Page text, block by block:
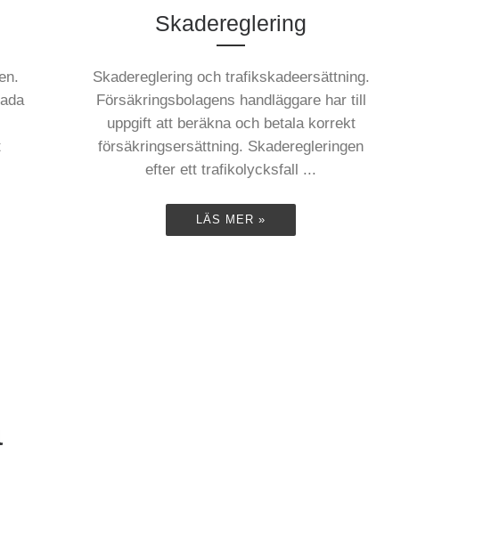
Skadereglering
Skadereglering och trafikskadeersättning.
Försäkringsbolagens handläggare har till
uppgift att beräkna och betala korrekt
försäkringsersättning. Skaderegleringen
efter ett trafikolycksfall ...
LÄS MER »